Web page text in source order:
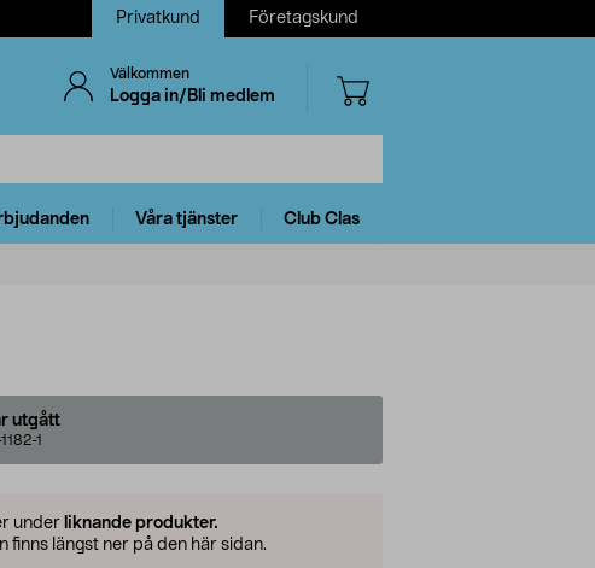
Privatkund Företagskund
Välkommen
Logga in/Bli medlem
Våra tjänster Club Clas
utgått
1
under liknande produkter.
längst ner på den här sidan.